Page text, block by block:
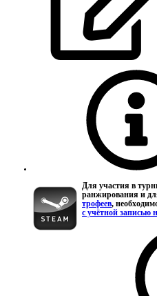
Для участия в
ранжирования и
трофеев,
с учётной записью